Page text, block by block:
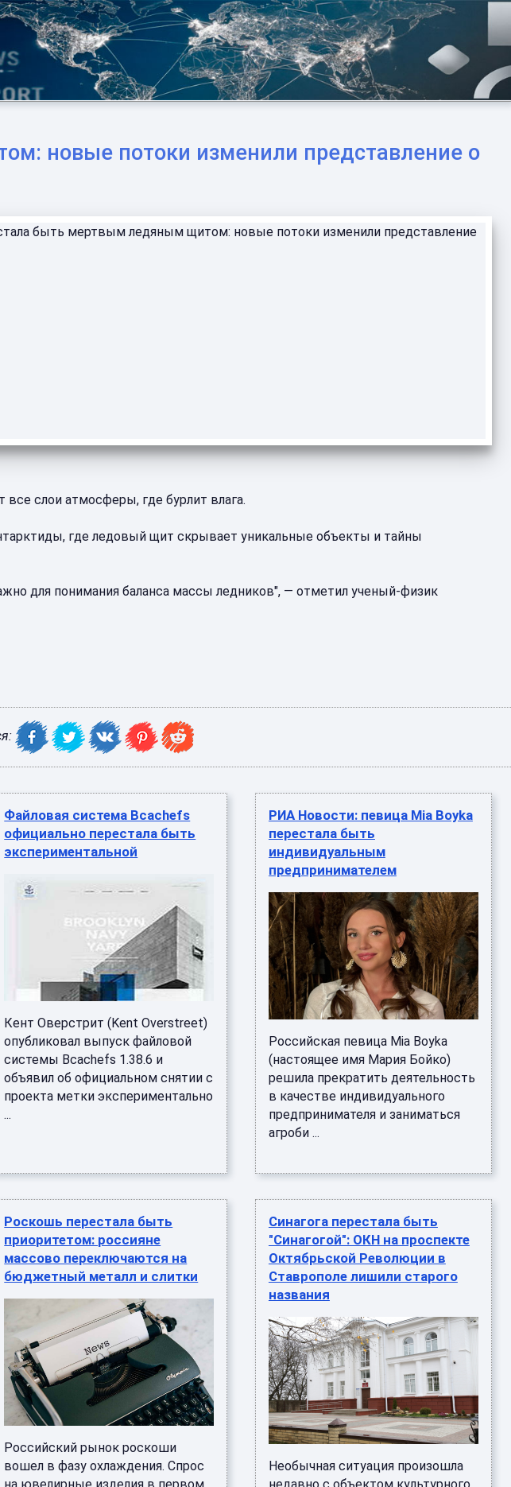
новые потоки изменили представление о
слои атмосферы, где бурлит влага.
где ледовый щит скрывает уникальные объекты и тайны
для понимания баланса массы ледников", — отметил ученый-физик
Файловая система Bcachefs
официально перестала быть
экспериментальной
Кент Оверстрит (Kent Overstreet)
опубликовал выпуск файловой
системы Bcachefs 1.38.6 и
объявил об официальном снятии с
проекта метки экспериментально
...
РИА Новости: певица Mia Boyka
перестала быть
индивидуальным
предпринимателем
Российская певица Mia Boyka
(настоящее имя Мария Бойко)
решила прекратить деятельность
в качестве индивидуального
предпринимателя и заниматься
агроби ...
Роскошь перестала быть
приоритетом: россияне
массово переключаются на
бюджетный металл и слитки
Российский рынок роскоши
вошел в фазу охлаждения. Спрос
Синагога перестала быть
"Синагогой": ОКН на проспекте
Октябрьской Революции в
Ставрополе лишили старого
названия
Необычная ситуация произошла